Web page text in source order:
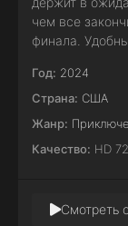
чем все
финала.
Год: 2024
Страна: США
Жанр:
Качество: HD
Смотреть